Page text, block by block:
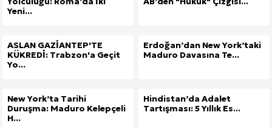
Yeni...
ASLAN GAZİANTEP'TE
KÜKREDİ: Trabzon'a Geçit
Yo...
Erdoğan’dan New York’taki
Maduro Davasına Te...
New York’ta Tarihi
Duruşma: Maduro Kelepçeli
H...
Hindistan’da Adalet
Tartışması: 5 Yıllık Es...